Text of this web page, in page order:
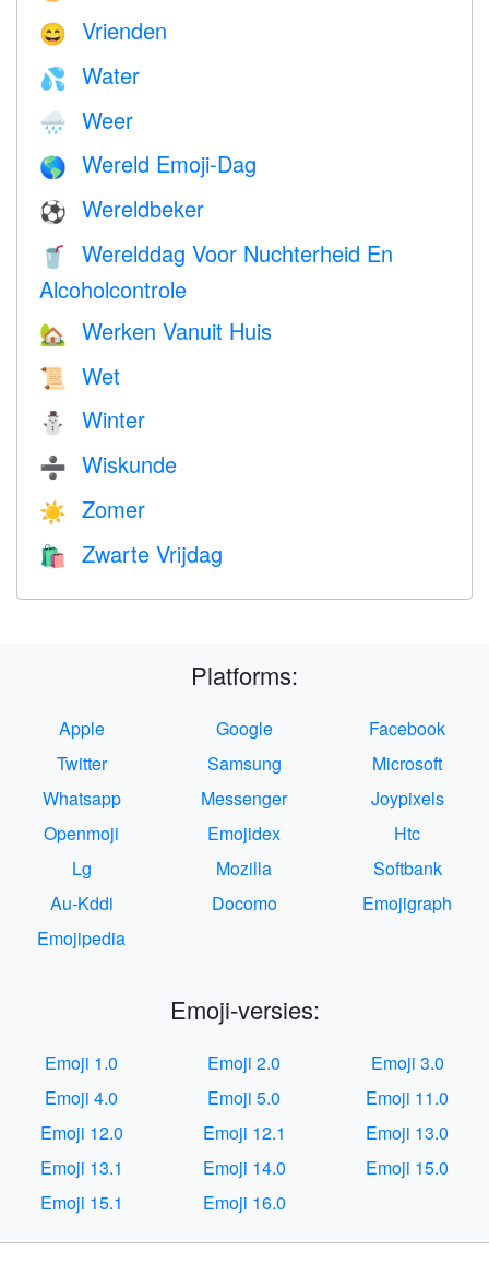
😄 Vrienden
💦 Water
🌧 Weer
🌎 Wereld Emoji-Dag
⚽ Wereldbeker
🥤
Werelddag Voor Nuchterheid En
Alcoholcontrole
🏡 Werken Vanuit Huis
📜 Wet
⛄ Winter
➗ Wiskunde
☀️ Zomer
🛍 Zwarte Vrijdag
Platforms:
Apple Google
Facebook
Twitter
Samsung
Microsoft
Whatsapp
Messenger
Joypixels
Openmoji
Emojidex
Htc
Lg
Mozilla
Softbank
Au-Kddi
Docomo
Emojigraph
Emojipedia
Emoji-versies:
Emoji 1.0 Emoji 2.0
Emoji 3.0
Emoji 4.0
Emoji 5.0
Emoji 11.0
Emoji 12.0
Emoji 12.1
Emoji 13.0
Emoji 13.1
Emoji 14.0
Emoji 15.0
Emoji 15.1
Emoji 16.0